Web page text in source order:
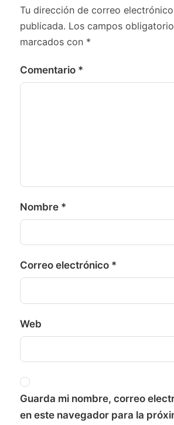
Tu dirección de correo
publicada. Los campos
marcados con *
Comentario *
Nombre *
Correo electrónico *
Web
Guarda mi nombre, correo
en este navegador para la